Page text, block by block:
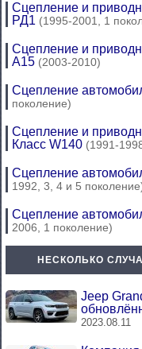
Сцепление и
РД1 (1995-2001, 1
Сцепление и
А15 (2003-2010)
Сцепление
поколение)
Сцепление и
Класс W140 (1991-
Сцепление
1992, 3, 4 и 5
Сцепление
2006, 1 поколение)
НЕСКОЛЬКО
Jeep
2023.08.11